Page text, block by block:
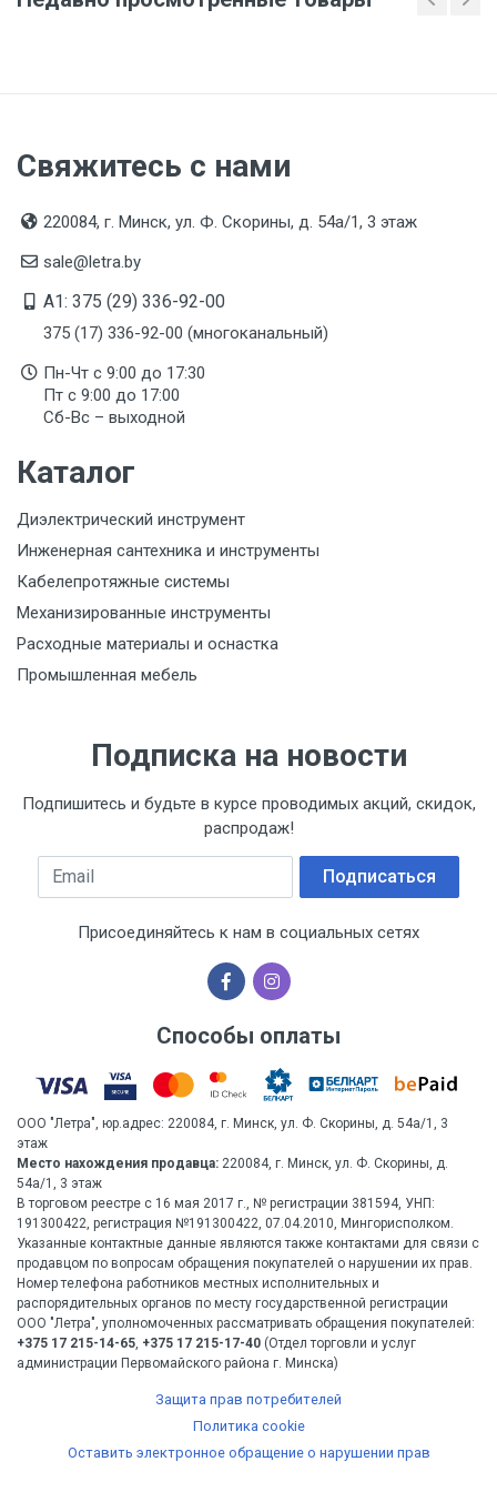
Свяжитесь с нами
220084, г. Минск, ул. Ф. Скорины, д. 54а/1, 3 этаж
sale@letra.by
A1: 375 (29) 336-92-00
375 (17) 336-92-00 (многоканальный)
Пн-Чт с 9:00 до 17:30
Пт с 9:00 до 17:00
Сб-Вс – выходной
Каталог
Диэлектрический инструмент
Инженерная сантехника и инструменты
Кабелепротяжные системы
Механизированные инструменты
Расходные материалы и оснастка
Промышленная мебель
Подписка на новости
Подпишитесь и будьте в курсе проводимых акций, скидок,
распродаж!
Email Подписаться
Присоединяйтесь к нам в социальных сетях
Способы оплаты
ООО "Летра", юр.адрес: 220084, г. Минск, ул. Ф. Скорины, д. 54а/1, 3
этаж
Место нахождения продавца: 220084, г. Минск, ул. Ф. Скорины, д.
54а/1, 3 этаж
В торговом реестре с 16 мая 2017 г., № регистрации 381594, УНП:
191300422, регистрация №191300422, 07.04.2010, Мингорисполком.
Указанные контактные данные являются также контактами для связи с
продавцом по вопросам обращения покупателей о нарушении их прав.
Номер телефона работников местных исполнительных и
распорядительных органов по месту государственной регистрации
ООО "Летра", уполномоченных рассматривать обращения покупателей:
+375 17 215-14-65, +375 17 215-17-40 (Отдел торговли и услуг
администрации Первомайского района г. Минска)
Защита прав потребителей
Политика cookie
Оставить электронное обращение о нарушении прав